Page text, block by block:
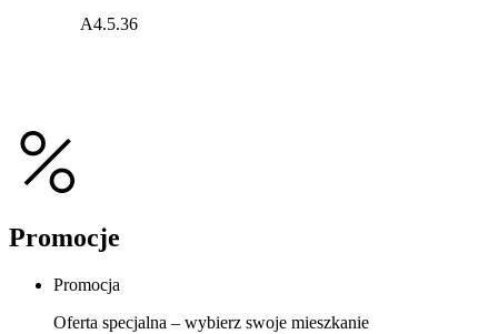
A4.5.36
Promocje
Promocja
Oferta specjalna – wybierz swoje mieszkanie